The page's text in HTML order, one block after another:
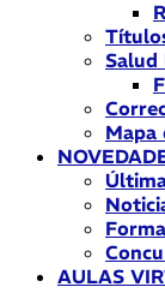
Salud
Mapa
AULAS